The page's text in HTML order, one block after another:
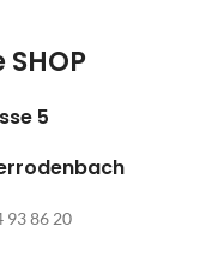
5
93 86 20